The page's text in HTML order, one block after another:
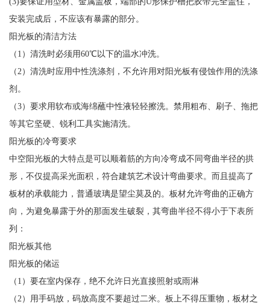
安装完成后，不应该有暴露的部分。
阳光板的清洁方法
（1）清洗时必须用60℃以下的温水冲洗。
（2）清洗时应用中性洗涤剂，不允许用对阳光板有侵蚀作用的洗涤
剂。
（3）要求用软布或海绵蘸中性液轻轻擦洗。禁用粗布、刷子、拖把
等其它坚硬、锐利工具实施清洗。
阳光板的冷弯要求
中空阳光板的大特点是可以顺着筋的方向冷弯成不同弯曲半径的拱
形，不仅提高采光面积，符合建筑艺术设计弯曲要求。而且提高了
板材的承载能力，普通玻璃是望尘莫及的。板材允许弯曲的正确方
向，为避免暴露于外的那面发生破裂，其弯曲半径不得小于下表所
列：
阳光板其他
阳光板的储运
（1）要在室内保存，绝不允许日光直接照射或雨淋
（2）用手码放，码放高度不要超过二米。板上不得压重物，板材之